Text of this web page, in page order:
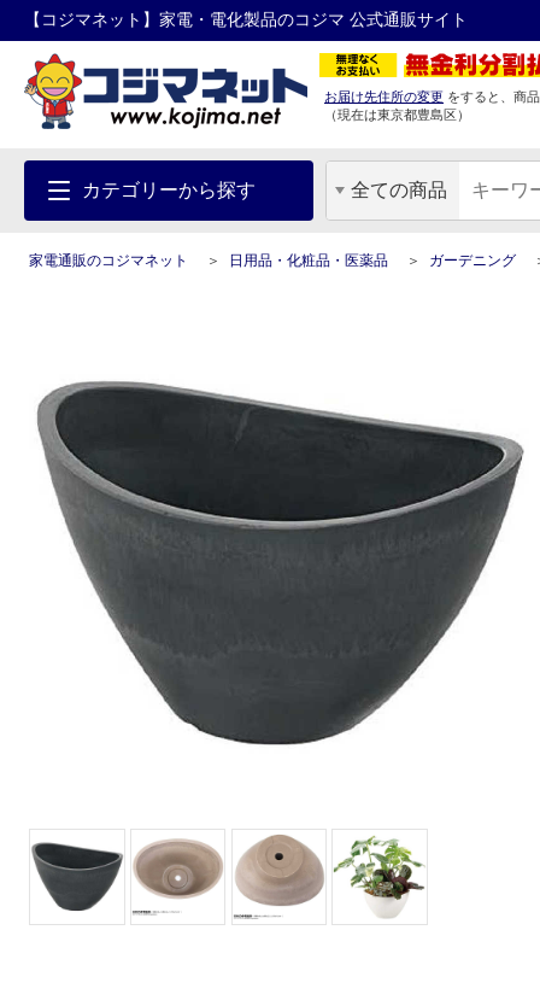
【コジマネット】家電・電化製品のコジマ 公式通販サイト
お届け先住所の変更 をすると、商
（現在は東京都豊島区）
カテゴリーから探す 全ての商品
家電通販のコジマネット 日用品・化粧品・医薬品 ガーデニング